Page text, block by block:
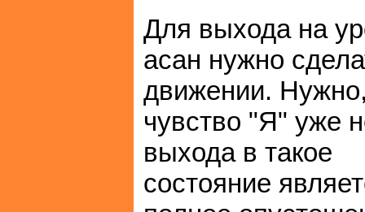
Для выхода на
асан нужно
движении.
чувство "Я" уже
выхода в такое
состояние